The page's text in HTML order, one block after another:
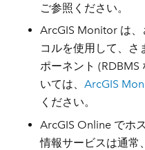
ご参照ください。
ArcGIS Monitor は、
コルを使用して、さ
ポーネント (RDBMS
いては、ArcGIS
ください。
ArcGIS Online でホ
情報サービスは通常